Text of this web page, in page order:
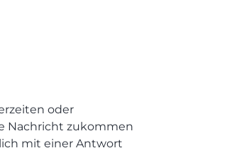
oder
Nachricht zukommen
mit einer Antwort